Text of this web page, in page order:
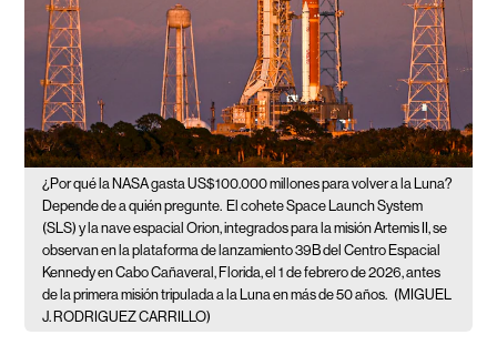
¿Por qué la NASA gasta US$100.000 millones para volver a la Luna?
Depende de a quién pregunte. El cohete Space Launch System
(SLS) y la nave espacial Orion, integrados para la misión Artemis II, se
observan en la plataforma de lanzamiento 39B del Centro Espacial
Kennedy en Cabo Cañaveral, Florida, el 1 de febrero de 2026, antes
de la primera misión tripulada a la Luna en más de 50 años. (MIGUEL
J. RODRIGUEZ CARRILLO)